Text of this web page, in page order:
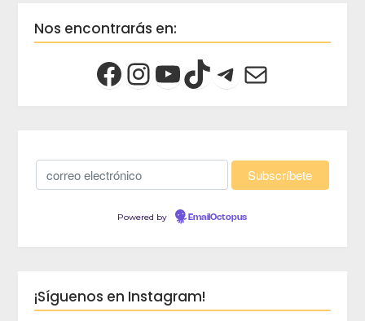
Nos encontrarás en:
Powered by EmailOctopus
¡Síguenos en Instagram!